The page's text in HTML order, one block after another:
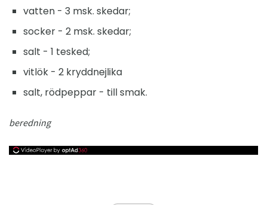
vatten - 3 msk. skedar;
socker - 2 msk. skedar;
salt - 1 tesked;
vitlök - 2 kryddnejlika
salt, rödpeppar - till smak.
beredning